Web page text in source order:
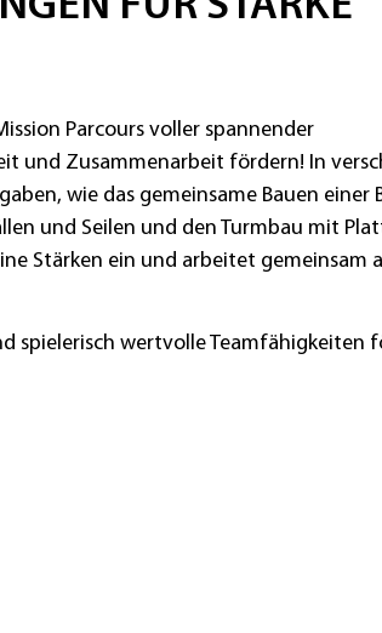
Parcours voller spannender
und Zusammenarbeit fördern! In
wie das gemeinsame Bauen einer
und Seilen und den Turmbau mit
Stärken ein und arbeitet gemeinsam
spielerisch wertvolle Teamfähigkeiten